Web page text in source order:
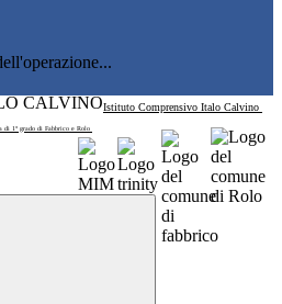
Istituto Comprensivo Italo Calvino
di 1° grado di Fabbrico e Rolo